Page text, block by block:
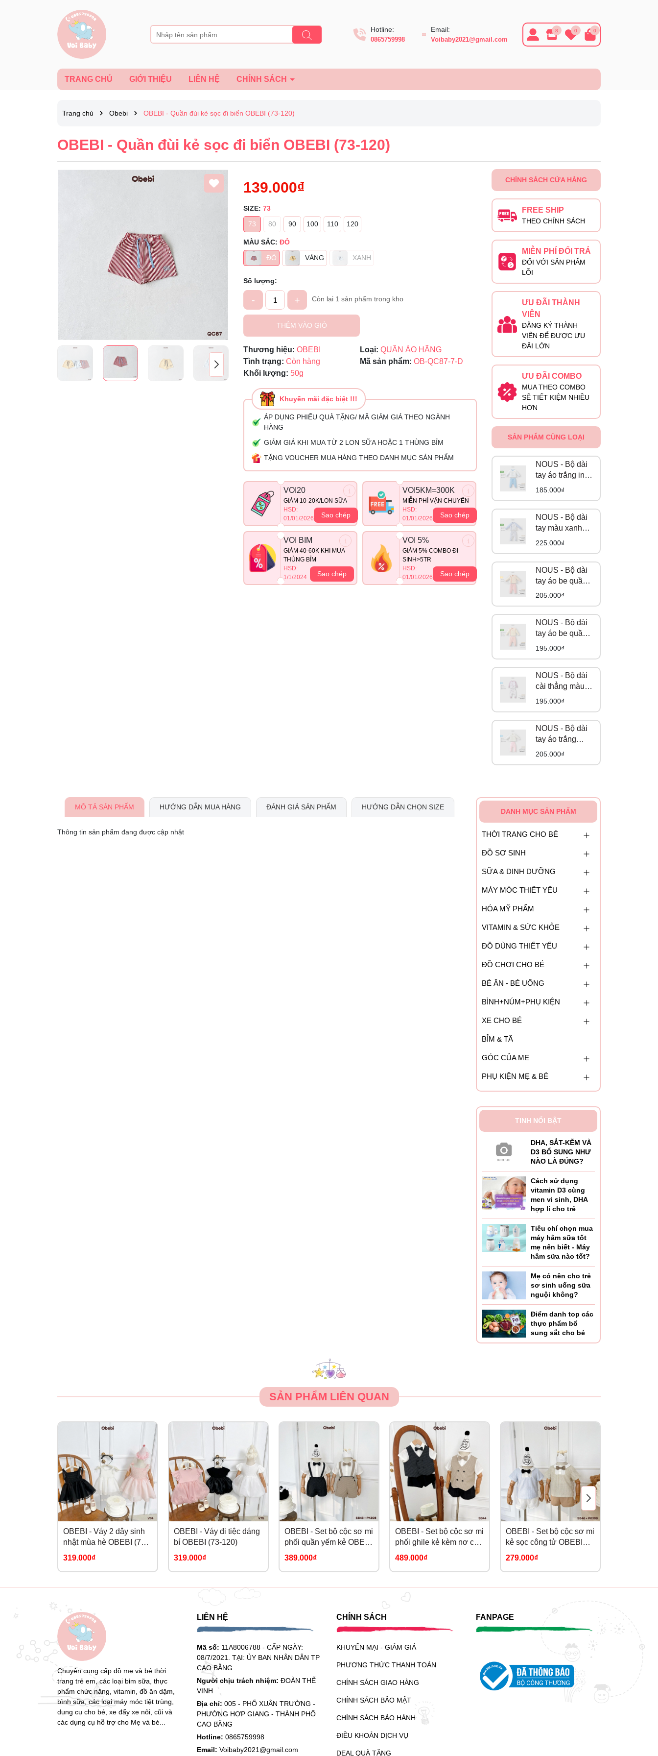
Hotline:
0865759998
Email:
Voibaby2021@gmail.com
8 0 0
TRANG CHỦ GIỚI THIỆU LIÊN HỆ CHÍNH SÁCH
Trang chủ Obebi OBEBI - Quần đùi kẻ sọc đi biển OBEBI (73-120)
OBEBI - Quần đùi kẻ sọc đi biển OBEBI (73-120)
139.000₫
SIZE: 73
73
80 90 100 110 120
MÀU SẮC: ĐỎ
ĐỎ
VÀNG XANH
Số lượng:
- + Còn lại 1 sản phẩm trong kho
THÊM VÀO GIỎ
Thương hiệu: OBEBI Loại: QUẦN ÁO HÃNG
Tình trạng: Còn hàng Mã sản phẩm: OB-QC87-7-D
Khối lượng: 50g
Khuyến mãi đặc biệt !!!
ÁP DỤNG PHIẾU QUÀ TẶNG/ MÃ GIẢM GIÁ THEO NGÀNH
HÀNG
GIẢM GIÁ KHI MUA TỪ 2 LON SỮA HOẶC 1 THÙNG BỈM
TẶNG VOUCHER MUA HÀNG THEO DANH MỤC SẢN PHẨM
VOI20
GIẢM 10-20K/LON SỮA
HSD:
01/01/2026
Sao chép
VOI5KM=300K
MIỄN PHÍ VẬN CHUYỂN
HSD:
01/01/2026
Sao chép
VOI BIM
GIẢM 40-60K KHI MUA
THÙNG BỈM
HSD:
1/1/2024
Sao chép
VOI 5%
GIẢM 5% COMBO ĐI
SINH>5TR
HSD:
01/01/2026
Sao chép
Ngày hết hạn:
CHÍNH SÁCH CỬA HÀNG
FREE SHIP
THEO CHÍNH SÁCH
MIỄN PHÍ ĐỔI TRẢ
ĐỐI VỚI SẢN PHẨM
LỖI
ƯU ĐÃI THÀNH
VIÊN
ĐĂNG KÝ THÀNH
VIÊN ĐỂ ĐƯỢC ƯU
ĐÃI LỚN
ƯU ĐÃI COMBO
MUA THEO COMBO
SẼ TIẾT KIỆM NHIỀU
HƠN
SẢN PHẨM CÙNG LOẠI
NOUS - Bộ dài
tay áo trắng in
trang trí phối
da trời NB
185.000₫
NOUS - Bộ dài
tay màu xanh
biển họa tiết
225.000₫
NOUS - Bộ dài
tay áo be quần
hồng in tràn hoạ
205.000₫
NOUS - Bộ dài
tay áo be quần
hồng in họa tiết
195.000₫
NOUS - Bộ dài
cài thẳng màu
trắng họa tiết
195.000₫
NOUS - Bộ dài
tay áo trắng
phối quần hồng
205.000₫
MÔ TẢ SẢN PHẨM HƯỚNG DẪN MUA HÀNG ĐÁNH GIÁ SẢN PHẨM HƯỚNG DẪN CHỌN SIZE
Thông tin sản phẩm đang được cập nhật
DANH MỤC SẢN PHẨM
THỜI TRANG CHO BÉ
ĐỒ SƠ SINH
SỮA & DINH DƯỠNG
MÁY MÓC THIẾT YẾU
HÓA MỸ PHẨM
VITAMIN & SỨC KHỎE
ĐỒ DÙNG THIẾT YẾU
ĐỒ CHƠI CHO BÉ
BÉ ĂN - BÉ UỐNG
BÌNH+NÚM+PHỤ KIỆN
XE CHO BÉ
BỈM & TÃ
GÓC CỦA MẸ
PHỤ KIỆN MẸ & BÉ
TINH NỔI BẬT
DHA, SẮT-KẼM VÀ
D3 BỔ SUNG NHƯ
NÀO LÀ ĐÚNG?
Cách sử dụng
vitamin D3 cùng
men vi sinh, DHA
hợp lí cho trẻ
Tiêu chí chọn mua
máy hâm sữa tốt
mẹ nên biết - Máy
hâm sữa nào tốt?
Mẹ có nên cho trẻ
sơ sinh uống sữa
nguội không?
Điểm danh top các
thực phẩm bổ
sung sắt cho bé
SẢN PHẨM LIÊN QUAN
OBEBI - Váy 2 dây sinh
nhật mùa hè OBEBI (73-
120)
319.000₫
OBEBI - Váy đi tiệc dáng
bí OBEBI (73-120)
319.000₫
OBEBI - Set bộ cộc sơ mi
phối quần yếm kẻ OBEBI
(73-120)
389.000₫
OBEBI - Set bộ cộc sơ mi
phối ghile kẻ kèm nơ cổ
OBEBI (73-120)
489.000₫
OBEBI - Set bộ cộc sơ mi
kẻ sọc công tử OBEBI
(73-120)
279.000₫
Chuyên cung cấp đồ mẹ và bé thời
trang trẻ em, các loại bỉm sữa, thực
phẩm chức năng, vitamin, đồ ăn dặm,
bình sữa, các loại máy móc tiệt trùng,
dụng cụ cho bé, xe đẩy xe nôi, cũi và
các dụng cụ hỗ trợ cho Mẹ và bé...
LIÊN HỆ
Mã số: 11A8006788 - CẤP NGÀY:
08/7/2021. TẠI: ỦY BAN NHÂN DÂN TP
CAO BẰNG
Người chịu trách nhiệm: ĐOÀN THẾ
VINH
Địa chỉ: 005 - PHỐ XUÂN TRƯỜNG -
PHƯỜNG HỢP GIANG - THÀNH PHỐ
CAO BẰNG
Hotline: 0865759998
Email: Voibaby2021@gmail.com
CHÍNH SÁCH
KHUYẾN MẠI - GIẢM GIÁ
PHƯƠNG THỨC THANH TOÁN
CHÍNH SÁCH GIAO HÀNG
CHÍNH SÁCH BẢO MẬT
CHÍNH SÁCH BẢO HÀNH
ĐIỀU KHOẢN DỊCH VỤ
DEAL QUÀ TẶNG
FANPAGE